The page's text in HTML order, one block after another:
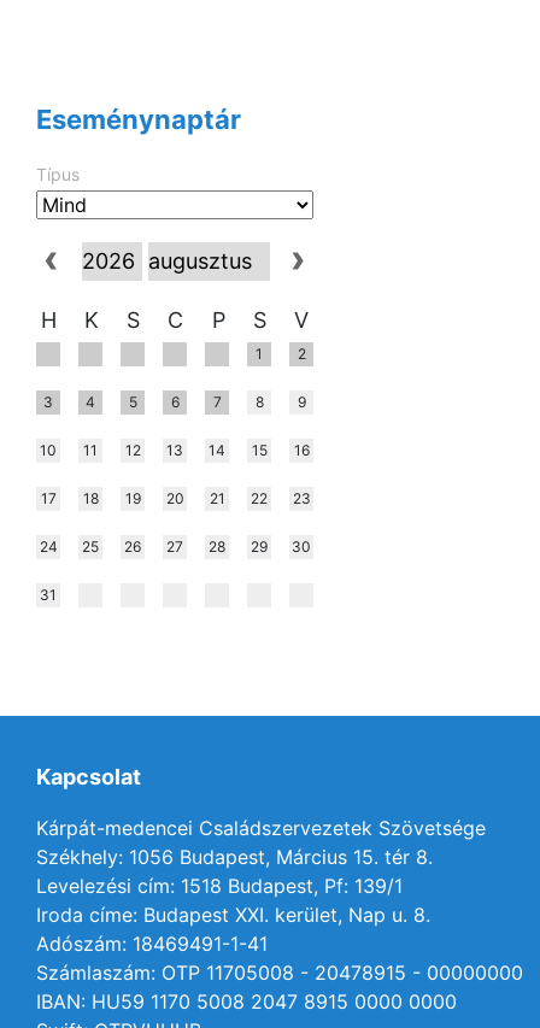
Eseménynaptár
Típus
H K S C P S V
1 2
3 4 5 6 7 8 9
10 11 12 13 14 15 16
17 18 19 20 21 22 23
24 25 26 27 28 29 30
31
Kapcsolat
Kárpát-medencei Családszervezetek Szövetsége
Székhely: 1056 Budapest, Március 15. tér 8.
Levelezési cím: 1518 Budapest, Pf: 139/1
Iroda címe: Budapest XXI. kerület, Nap u. 8.
Adószám: 18469491-1-41
Számlaszám: OTP 11705008 - 20478915 - 00000000
IBAN: HU59 1170 5008 2047 8915 0000 0000